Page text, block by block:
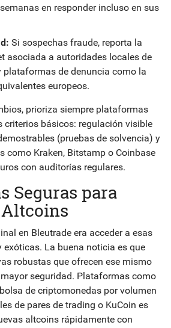
en responder incluso en sus
Si sospechas fraude, reporta la
asociada a autoridades locales de
plataformas de denuncia como la
europeos.
prioriza siempre plataformas
criterios básicos: regulación visible
(pruebas de solvencia) y
como Kraken, Bitstamp o Coinbase
con auditorías regulares.
Seguras para
en Bleutrade era acceder a esas
exóticas. La buena noticia es que
robustas que ofrecen ese mismo
seguridad. Plataformas como
de criptomonedas por volumen
de pares de trading o KuCoin es
altcoins rápidamente con